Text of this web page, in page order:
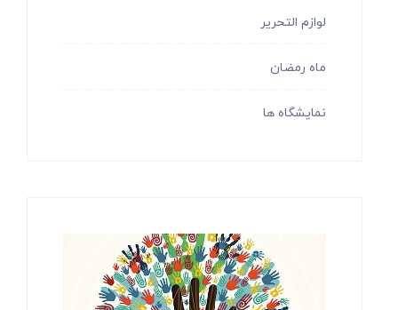
لوازم التحریر
ماه رمضان
نمایشگاه ها